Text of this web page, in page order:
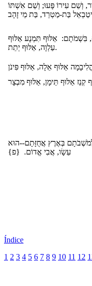
וְשֵׁם עִירוֹ פָּעוּ; וְשֵׁם אִשְׁתּוֹ
בִּשְׁמֹתָם: אַלּוּף תִּמְנָע אַלּוּף
עַלְוָה, אַלּוּף יְתֵת.
בְּאֶרֶץ אֲחֻזָּתָם--הוּא
עֵשָׂו, אֲבִי אֱדוֹם. {פ}
Índice
1 2 3 4 5 6 7 8 9 10 11 12